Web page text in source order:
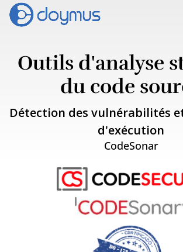
Outils d'analyse
du code
Détection des vulnérabilités
d'exécution
CodeSonar